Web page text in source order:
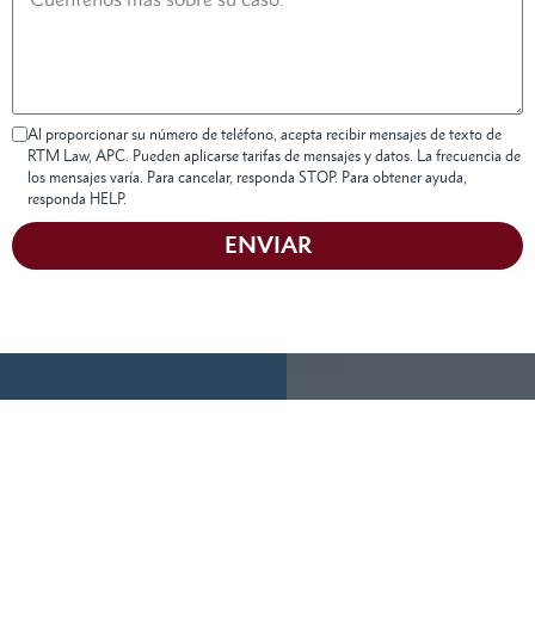
Al proporcionar su número de teléfono, acepta recibir mensajes de texto de
RTM Law, APC. Pueden aplicarse tarifas de mensajes y datos. La frecuencia de
los mensajes varía. Para cancelar, responda STOP. Para obtener ayuda,
responda HELP.
ENVIAR